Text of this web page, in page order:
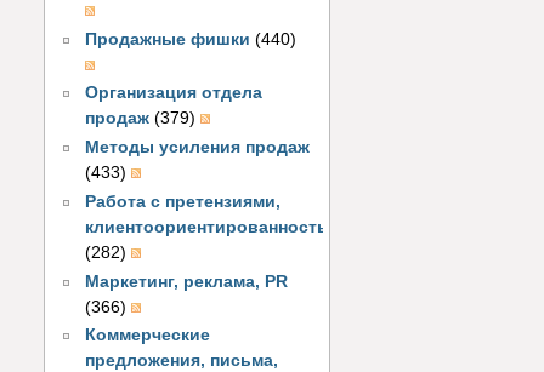
Продажные фишки (440)
Организация отдела
продаж (379)
Методы усиления продаж
(433)
Работа с претензиями,
клиентоориентированность
(282)
Маркетинг, реклама, PR
(366)
Коммерческие
предложения, письма,